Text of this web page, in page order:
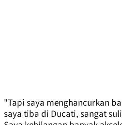
"Tapi saya menghancurkan
saya tiba di Ducati, sangat